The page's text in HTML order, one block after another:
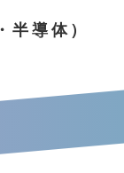
半導体）